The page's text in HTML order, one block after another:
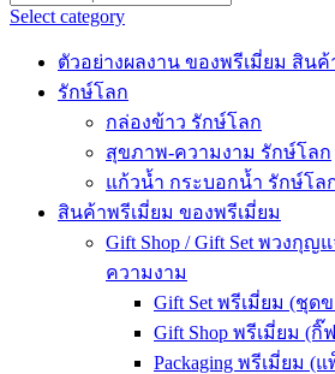
Select category
ตัวอย่างผลงาน ของพรีเมี่ยม สินค้
รักษ์โลก
กล่องข้าว รักษ์โลก
สุขภาพ-ความงาม รักษ์โลก
แก้วน้ำ กระบอกน้ำ รักษ์โล
สินค้าพรีเมี่ยม ของพรีเมี่ยม
Gift Shop / Gift Set พวงกุ
ความงาม
Gift Set พรีเมี่ยม (ชุด
Gift Shop พรีเมี่ยม (กิ๊
Packaging พรีเมี่ยม (